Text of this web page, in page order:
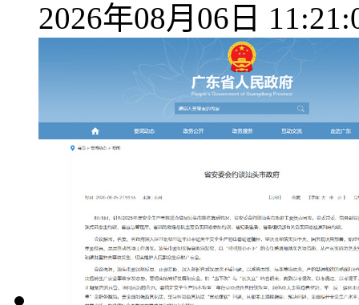
2026年08月06日